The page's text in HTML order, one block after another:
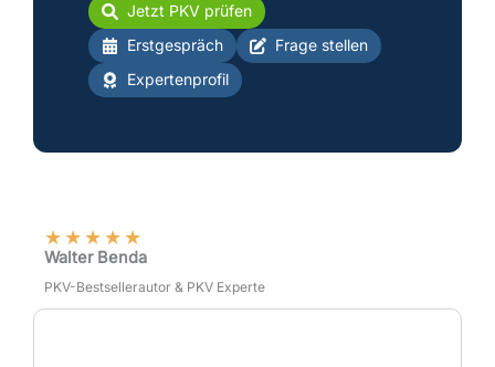
Jetzt PKV prüfen
Erstgespräch
Frage stellen
Expertenprofil
★★★★★
Walter Benda
PKV-Bestsellerautor & PKV Experte